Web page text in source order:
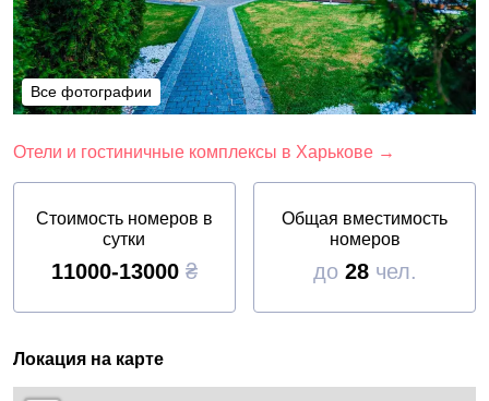
Все фотографии
Все фотографии
Отели и гостиничные комплексы в Харькове →
Стоимость номеров в
сутки
11000-13000₴
Общая вместимость
номеров
до 28чел.
Локация на карте